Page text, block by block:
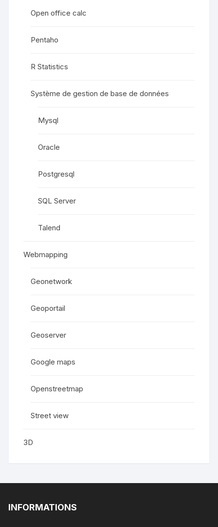
Open office calc
Pentaho
R Statistics
Système de gestion de base de données
Mysql
Oracle
Postgresql
SQL Server
Talend
Webmapping
Geonetwork
Geoportail
Geoserver
Google maps
Openstreetmap
Street view
3D
INFORMATIONS